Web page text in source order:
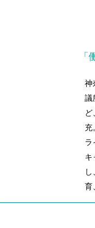
神
議
ど
充
ラ
キ
育